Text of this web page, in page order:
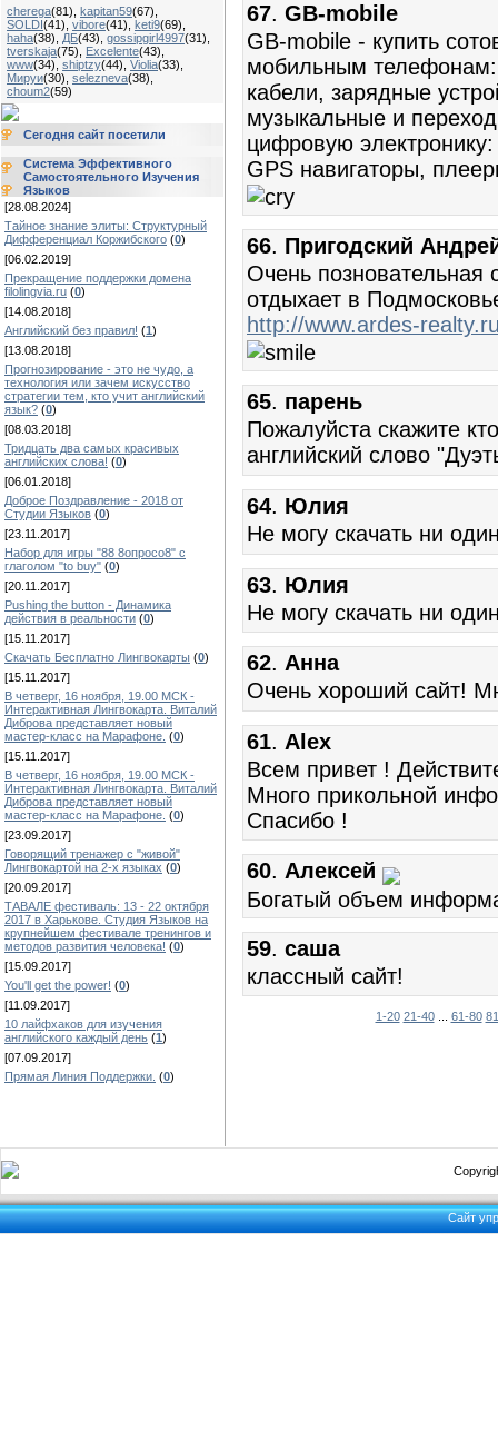
cherega(81) kapitan59(67)
SOLDI(41) vibore(41) keti9(69)
haha(38) ДБ(43) gossipgirl4997(31)
tverskaja(75) Excelente(43)
www(34) shiptzy(44) Violia(33)
Мируи(30) selezneva(38)
choum2(59)
Сегодня сайт посетили
Система Эффективного
Самостоятельного Изучения
Языков
[28.08.2024]
Тайное знание элиты: Структурный
Дифференциал Коржибского (0)
[06.02.2019]
Прекращение поддержки домена
filolingvia.ru (0)
[14.08.2018]
Английский без правил! (1)
[13.08.2018]
Прогнозирование - это не чудо, а
технология или зачем искусство
стратегии тем, кто учит английский
язык? (0)
[08.03.2018]
Тридцать два самых красивых
английских слова! (0)
[06.01.2018]
Доброе Поздравление - 2018 от
Студии Языков (0)
[23.11.2017]
Набор для игры "88 8опросо8" с
глаголом "to buy" (0)
[20.11.2017]
Pushing the button - Динамика
действия в реальности (0)
[15.11.2017]
Скачать Бесплатно Лингвокарты (0)
[15.11.2017]
В четверг, 16 ноября, 19.00 МСК -
Интерактивная Лингвокарта. Виталий
Диброва представляет новый
мастер-класс на Марафоне. (0)
[15.11.2017]
В четверг, 16 ноября, 19.00 МСК -
Интерактивная Лингвокарта. Виталий
Диброва представляет новый
мастер-класс на Марафоне. (0)
[23.09.2017]
Говорящий тренажер с "живой"
Лингвокартой на 2-х языках (0)
[20.09.2017]
ТАВАЛЕ фестиваль: 13 - 22 октября
2017 в Харькове. Студия Языков на
крупнейшем фестивале тренингов и
методов развития человека! (0)
[15.09.2017]
You'll get the power! (0)
[11.09.2017]
10 лайфхаков для изучения
английского каждый день (1)
[07.09.2017]
Прямая Линия Поддержки. (0)
67. GB-mobile
GB-mobile - купить
мобильным телефонам:
кабели, зарядные
музыкальные и
цифровую
GPS навигаторы,
66. Пригодский
Очень позновательная
отдыхает в
http://www.ardes-
65. парень
Пожалуйста скажите
английский слово
64. Юлия
Не могу скачать ни
63. Юлия
Не могу скачать ни
62. Анна
Очень хороший сайт!
61. Alex
Всем привет !
Много прикольной
Спасибо !
60. Алексей
Богатый объем
59. саша
классный сайт!
1-20 21-40 61-80
Сайт